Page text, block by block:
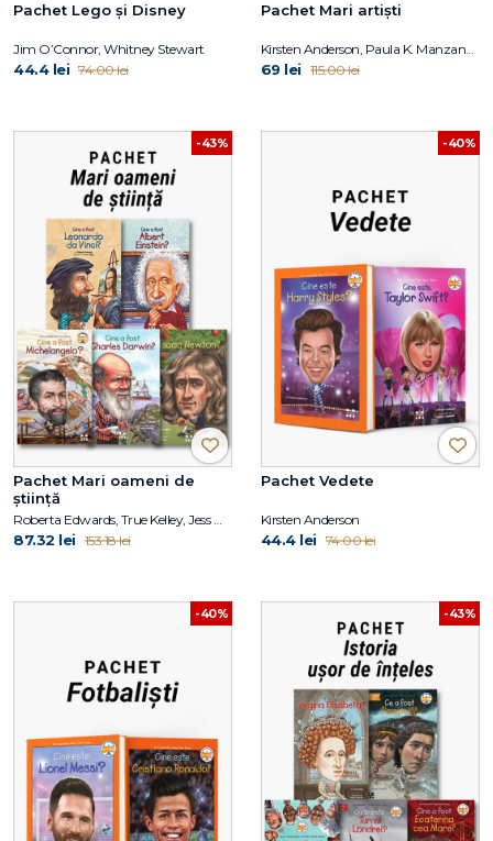
Pachet Lego și Disney
Jim O’Connor, Whitney Stewart
44.4 lei 74.00 lei
Pachet Mari artiști
Kirsten Anderson, Paula K. Manzanero, Yona Zeldis McDonough, Carrie Robbins
69 lei 115.00 lei
-43%
Pachet Mari oameni de
știință
Roberta Edwards, True Kelley, Jess M. Brallier, Robert Andrew Parker, Kirsten Anderson, Deborah Hopkinson, Janet B. Pascal, Tim Foley
87.32 lei 153.18 lei
-40%
Pachet Vedete
Kirsten Anderson
44.4 lei 74.00 lei
-40% -43%